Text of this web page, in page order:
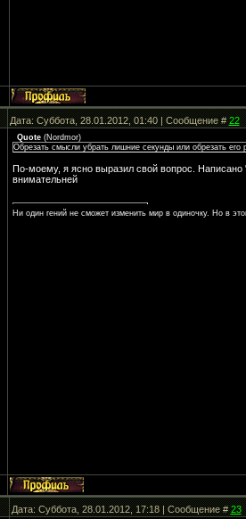
Дата: Суббота, 28.01.2012, 01:40 | Сообщение #22
Quote(Nordmor)
Обрезать смысли убрать лишние секунды или обрезать его
По-моему, я ясно выразил свой вопрос. Написано
внимательней
Ни один гений не сможет изменить мир в одиночку. Но в
Дата: Суббота, 28.01.2012, 17:18 | Сообщение #23